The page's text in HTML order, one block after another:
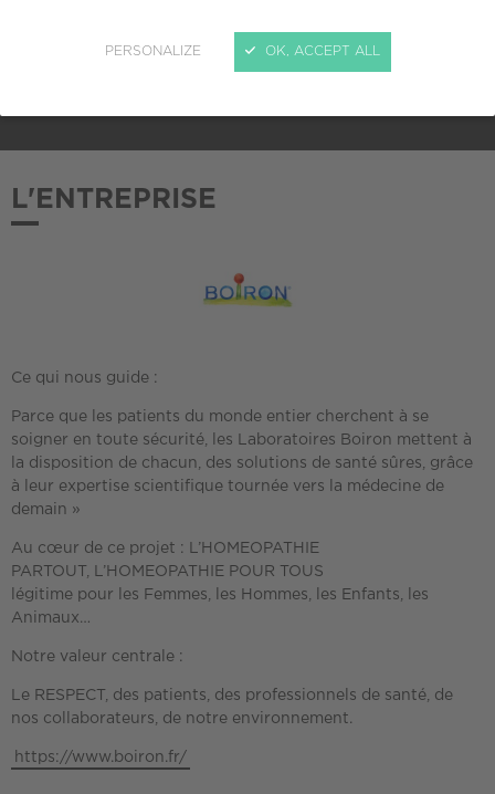
PERSONALIZE OK, ACCEPT ALL
ADHÉSION AU CREPI
L'ENTREPRISE
Ce qui nous guide :
Parce que les patients du monde entier cherchent à se
soigner en toute sécurité, les Laboratoires Boiron mettent à
la disposition de chacun, des solutions de santé sûres, grâce
à leur expertise scientifique tournée vers la médecine de
demain »
Au cœur de ce projet : L’HOMEOPATHIE
PARTOUT, L’HOMEOPATHIE POUR TOUS
légitime pour les Femmes, les Hommes, les Enfants, les
Animaux…
Notre valeur centrale :
Le RESPECT, des patients, des professionnels de santé, de
nos collaborateurs, de notre environnement.
https://www.boiron.fr/